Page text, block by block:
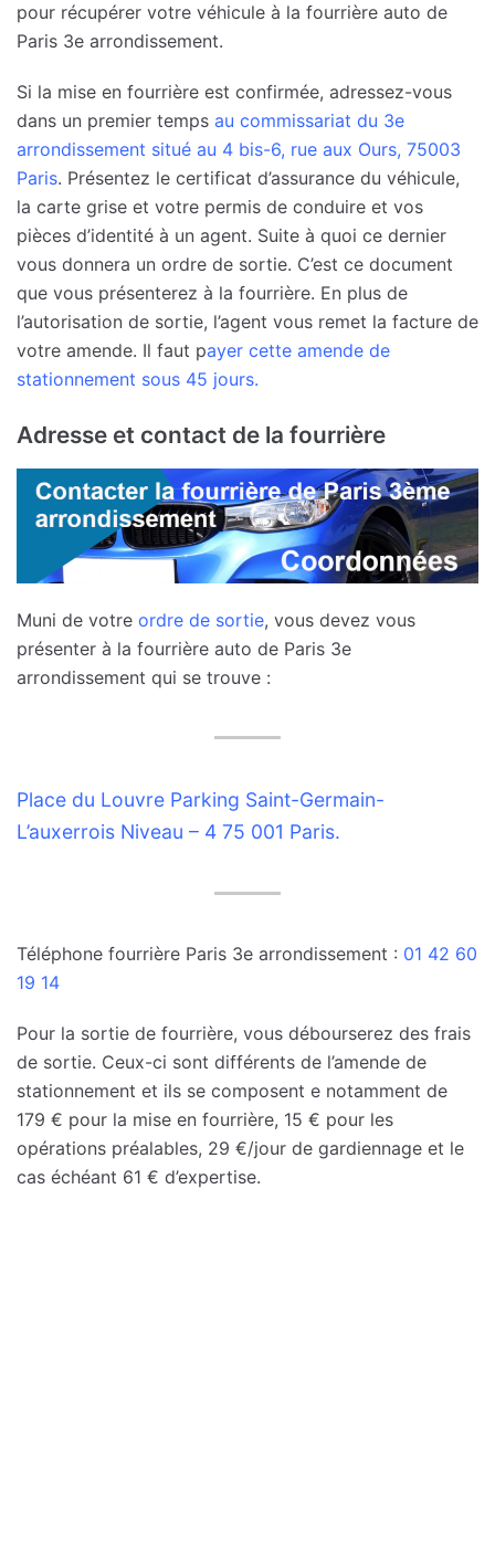
pour récupérer votre véhicule à la fourrière auto de
Paris 3e arrondissement.
Si la mise en fourrière est confirmée, adressez-vous
dans un premier temps au commissariat du 3e
arrondissement situé au 4 bis-6, rue aux Ours, 75003
Paris. Présentez le certificat d’assurance du véhicule,
la carte grise et votre permis de conduire et vos
pièces d’identité à un agent. Suite à quoi ce dernier
vous donnera un ordre de sortie. C’est ce document
que vous présenterez à la fourrière. En plus de
l’autorisation de sortie, l’agent vous remet la facture de
votre amende. Il faut payer cette amende de
stationnement sous 45 jours.
Adresse et contact de la fourrière
Muni de votre ordre de sortie, vous devez vous
présenter à la fourrière auto de Paris 3e
arrondissement qui se trouve :
Place du Louvre Parking Saint-Germain-
L’auxerrois Niveau – 4 75 001 Paris.
Téléphone fourrière Paris 3e arrondissement : 01 42 60
19 14
Pour la sortie de fourrière, vous débourserez des frais
de sortie. Ceux-ci sont différents de l’amende de
stationnement et ils se composent e notamment de
179 € pour la mise en fourrière, 15 € pour les
opérations préalables, 29 €/jour de gardiennage et le
cas échéant 61 € d’expertise.